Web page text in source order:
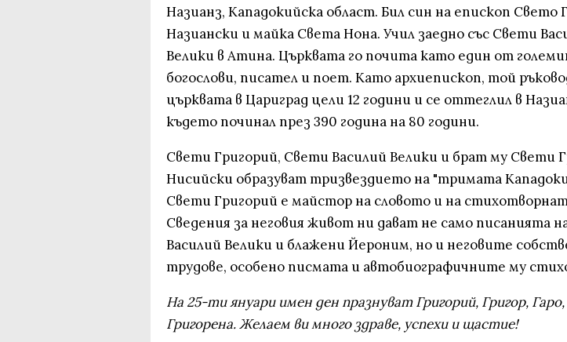
Назианз, Кападокийска област. Бил син на епископ Свето
Назиански и майка Света Нона. Учил заедно със Свети
Велики в Атина. Църквата го почита като един от
богослови, писател и поет. Като архиепископ, той
църквата в Цариград цели 12 години и се оттеглил в
където починал през 390 година на 80 години.
Свети Григорий, Свети Василий Велики и брат му Свети
Нисийски образуват тризвездието на "тримата
Свети Григорий е майстор на словото и на
Сведения за неговия живот ни дават не само писанията
Василий Велики и блажени Йероним, но и неговите
трудове, особено писмата и автобиографичните му
На 25-ти януари имен ден празнуват Григорий, Григор,
Григорена. Желаем ви много здраве, успехи и щастие!